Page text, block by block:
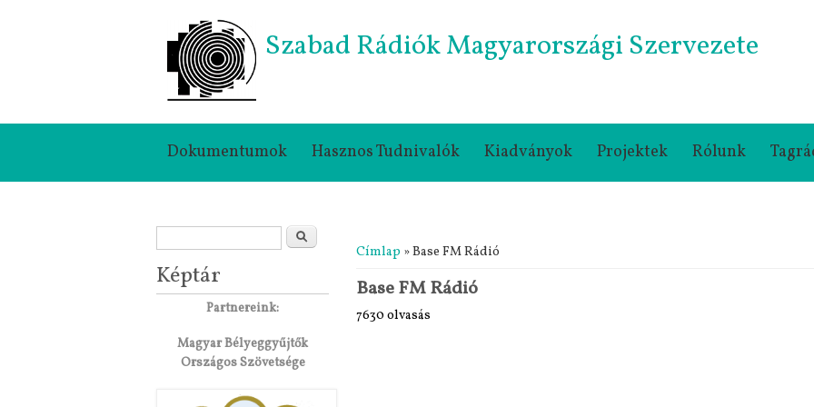
Szabad Rádiók Magyarországi Szervezete
Dokumentumok Hasznos Tudnivalók Kiadványok Projektek Rólunk
Jelenlegi hely
Címlap » Base FM Rádió
Base FM Rádió
7630 olvasás
Képtár
Partnereink:
Magyar Bélyeggyűjtők
Országos Szövetsége